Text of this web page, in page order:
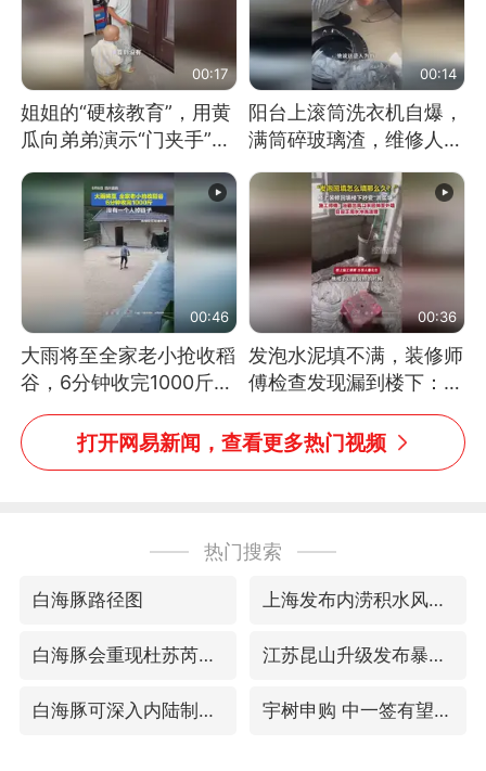
00:17
姐姐的“硬核教育”，用黄
瓜向弟弟演示“门夹手”，
网友：果然言传不如身
教！
00:14
阳台上滚筒洗衣机自爆，
满筒碎玻璃渣，维修人员
称是人为原因，从未见过
洗衣机自爆
00:46
大雨将至全家老小抢收稻
谷，6分钟收完1000斤，
没有一个人掉链子
00:36
发泡水泥填不满，装修师
傅检查发现漏到楼下：出
风口未延伸到外墙
打开网易新闻，查看更多热门视频
热门搜索
白海豚路径图 上海发布内涝积水风险提示
白海豚会重现杜苏芮强度吗 江苏昆山升级发布暴雨红警
白海豚可深入内陆制造大范围风雨 宇树申购 中一签有望赚20万元